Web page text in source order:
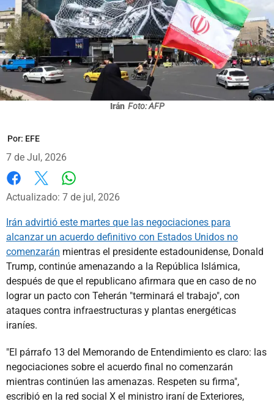
Irán Foto: AFP
Por: EFE
7 de Jul, 2026
Facebook
X
Actualizado: 7 de jul, 2026
Irán advirtió este martes que las negociaciones para
alcanzar un acuerdo definitivo con Estados Unidos no
comenzarán mientras el presidente estadounidense, Donald
Trump, continúe amenazando a la República Islámica,
después de que el republicano afirmara que en caso de no
lograr un pacto con Teherán "terminará el trabajo", con
ataques contra infraestructuras y plantas energéticas
iraníes.
"El párrafo 13 del Memorando de Entendimiento es claro: las
negociaciones sobre el acuerdo final no comenzarán
mientras continúen las amenazas. Respeten su firma",
escribió en la red social X el ministro iraní de Exteriores,